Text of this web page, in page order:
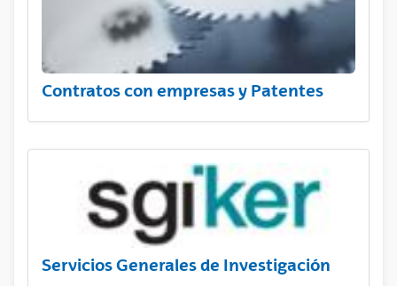
Contratos con empresas y Patentes
Servicios Generales de Investigación